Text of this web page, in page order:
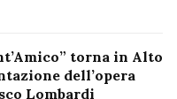
torna in Alto
dell’opera
Lombardi